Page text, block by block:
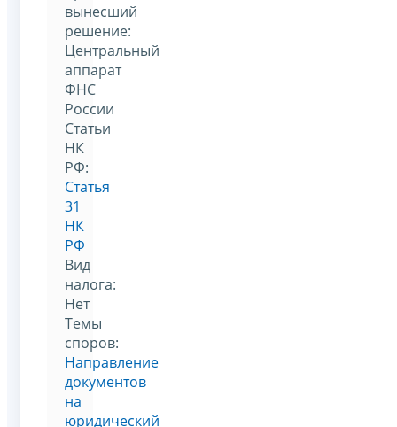
вынесший
решение:
Центральный
аппарат
ФНС
России
Статьи
НК
РФ:
Статья
31
НК
РФ
Вид
налога:
Нет
Темы
споров:
Направление
документов
на
юридический